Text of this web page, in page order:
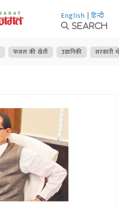
English | हिन्दी
Search
फसल की खेती उद्यानिकी सरकारी